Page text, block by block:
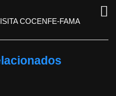
COCENFE-FAMA